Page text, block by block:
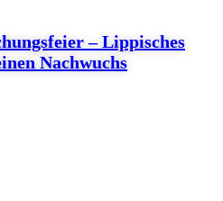
– Lippisches
Nachwuchs